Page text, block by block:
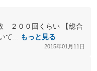
２００回くらい 【総合
て...
もっと見る
2015年01月11日